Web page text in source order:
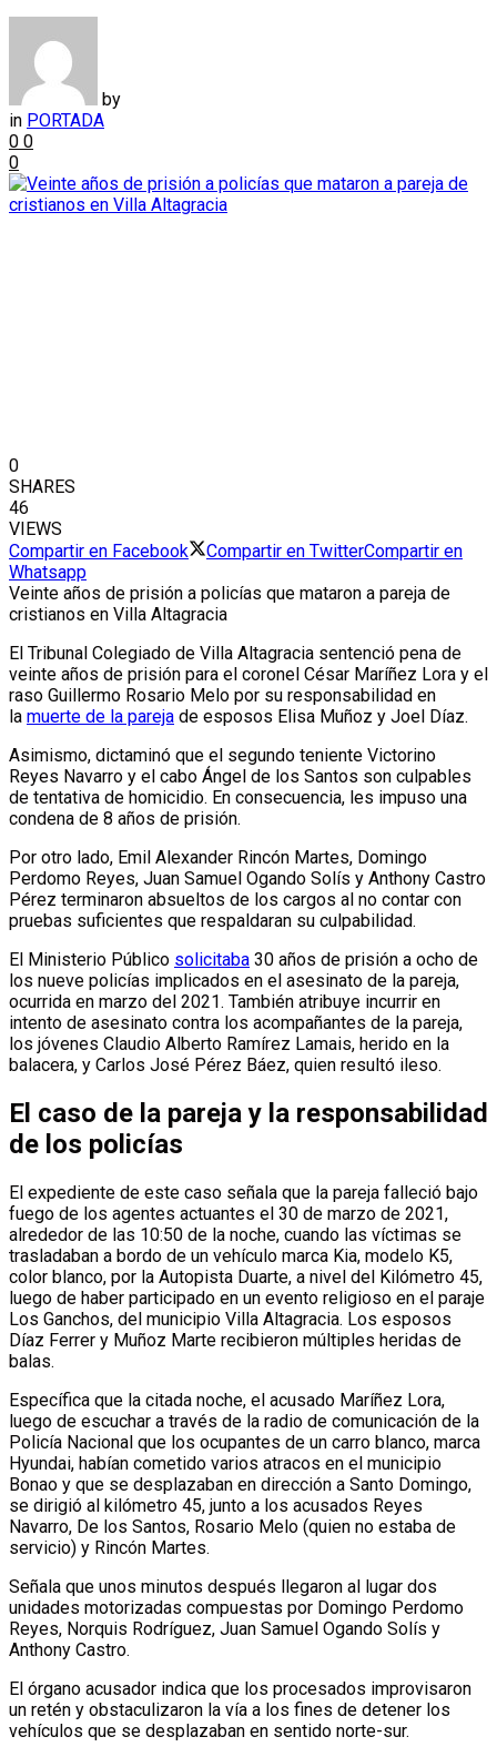
by
in PORTADA
0 0
0
0
SHARES
46
VIEWS
Compartir en Facebook
Compartir en TwitterCompartir en
Whatsapp
Veinte años de prisión a policías que mataron a pareja de
cristianos en Villa Altagracia
El Tribunal Colegiado de Villa Altagracia sentenció pena de
veinte años de prisión para el coronel César Maríñez Lora y el
raso Guillermo Rosario Melo por su responsabilidad en
la muerte de la pareja de esposos Elisa Muñoz y Joel Díaz.
Asimismo, dictaminó que el segundo teniente Victorino
Reyes Navarro y el cabo Ángel de los Santos son culpables
de tentativa de homicidio. En consecuencia, les impuso una
condena de 8 años de prisión.
Por otro lado, Emil Alexander Rincón Martes, Domingo
Perdomo Reyes, Juan Samuel Ogando Solís y Anthony Castro
Pérez terminaron absueltos de los cargos al no contar con
pruebas suficientes que respaldaran su culpabilidad.
El Ministerio Público solicitaba 30 años de prisión a ocho de
los nueve policías implicados en el asesinato de la pareja,
ocurrida en marzo del 2021. También atribuye incurrir en
intento de asesinato contra los acompañantes de la pareja,
los jóvenes Claudio Alberto Ramírez Lamais, herido en la
balacera, y Carlos José Pérez Báez, quien resultó ileso.
El caso de la pareja y la responsabilidad
de los policías
El expediente de este caso señala que la pareja falleció bajo
fuego de los agentes actuantes el 30 de marzo de 2021,
alrededor de las 10:50 de la noche, cuando las víctimas se
trasladaban a bordo de un vehículo marca Kia, modelo K5,
color blanco, por la Autopista Duarte, a nivel del Kilómetro 45,
luego de haber participado en un evento religioso en el paraje
Los Ganchos, del municipio Villa Altagracia. Los esposos
Díaz Ferrer y Muñoz Marte recibieron múltiples heridas de
balas.
Específica que la citada noche, el acusado Maríñez Lora,
luego de escuchar a través de la radio de comunicación de la
Policía Nacional que los ocupantes de un carro blanco, marca
Hyundai, habían cometido varios atracos en el municipio
Bonao y que se desplazaban en dirección a Santo Domingo,
se dirigió al kilómetro 45, junto a los acusados Reyes
Navarro, De los Santos, Rosario Melo (quien no estaba de
servicio) y Rincón Martes.
Señala que unos minutos después llegaron al lugar dos
unidades motorizadas compuestas por Domingo Perdomo
Reyes, Norquis Rodríguez, Juan Samuel Ogando Solís y
Anthony Castro.
El órgano acusador indica que los procesados improvisaron
un retén y obstaculizaron la vía a los fines de detener los
vehículos que se desplazaban en sentido norte-sur.